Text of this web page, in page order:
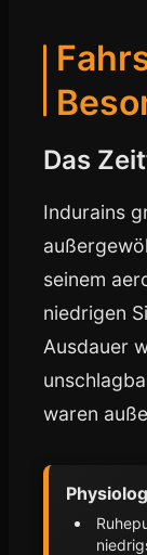
Das
Indurains
seinem
niedrigen
Ausdauer
waren